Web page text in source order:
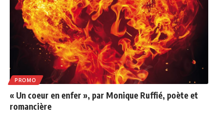
PROMO
« Un coeur en enfer », par Monique Ruffié, poète et
romancière